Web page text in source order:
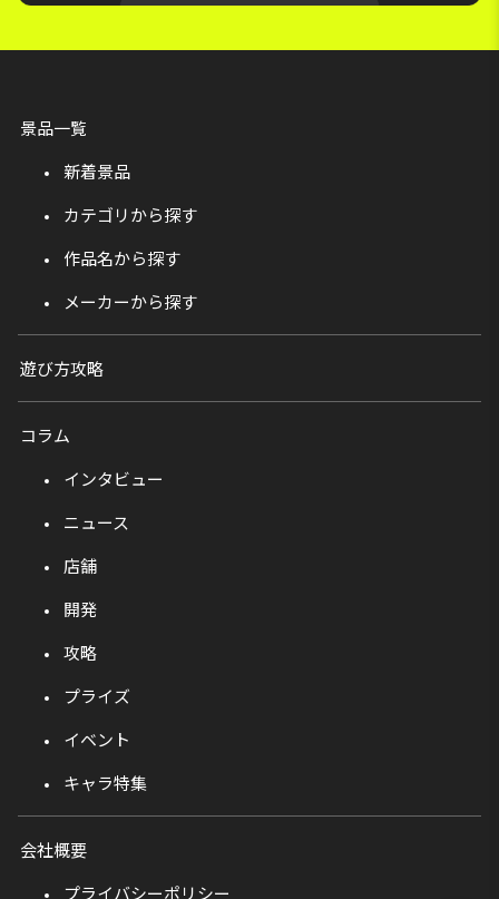
景品一覧
新着景品
カテゴリから探す
作品名から探す
メーカーから探す
遊び方攻略
コラム
インタビュー
ニュース
店舗
開発
攻略
プライズ
イベント
キャラ特集
会社概要
プライバシーポリシー